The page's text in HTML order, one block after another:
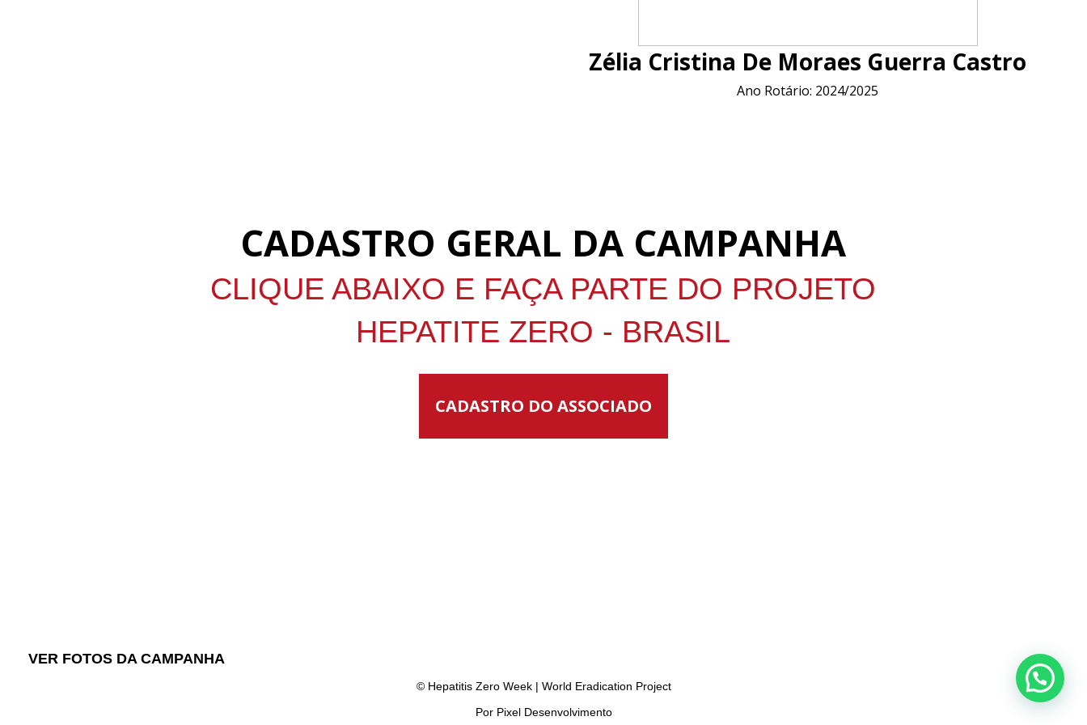
Zélia Cristina De Moraes Guerra Castro
Ano Rotário: 2024/2025
CADASTRO GERAL DA CAMPANHA
CLIQUE ABAIXO E FAÇA PARTE DO PROJETO
HEPATITE ZERO - BRASIL
CADASTRO DO ASSOCIADO
VER FOTOS DA CAMPANHA
© Hepatitis Zero Week | World Eradication Project
Por Pixel Desenvolvimento